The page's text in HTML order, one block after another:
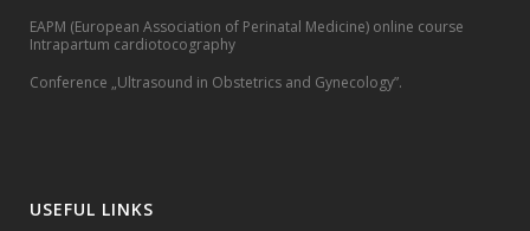
EAPM (European Association of Perinatal Medicine) online course
Intrapartum cardiotocography
Conference „Ultrasound in Obstetrics and Gynecology”.
USEFUL LINKS